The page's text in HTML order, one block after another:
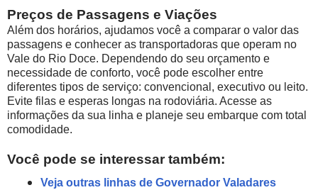
Preços de Passagens e Viações
Além dos horários, ajudamos você a comparar o valor das
passagens e conhecer as transportadoras que operam no
Vale do Rio Doce. Dependendo do seu orçamento e
necessidade de conforto, você pode escolher entre
diferentes tipos de serviço: convencional, executivo ou leito.
Evite filas e esperas longas na rodoviária. Acesse as
informações da sua linha e planeje seu embarque com total
comodidade.
Você pode se interessar também:
Veja outras linhas de Governador Valadares